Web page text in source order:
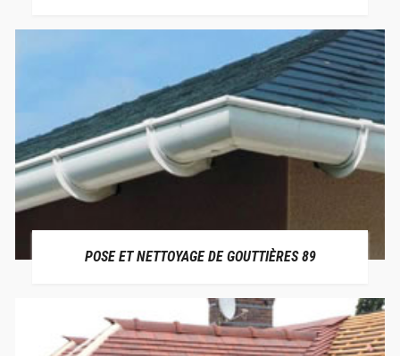
POSE ET NETTOYAGE DE GOUTTIÈRES 89